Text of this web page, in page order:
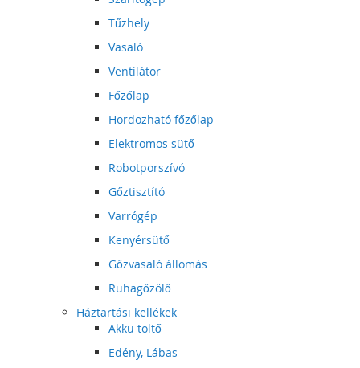
Tűzhely
Vasaló
Ventilátor
Főzőlap
Hordozható főzőlap
Elektromos sütő
Robotporszívó
Gőztisztító
Varrógép
Kenyérsütő
Gőzvasaló állomás
Ruhagőzölő
Háztartási kellékek
Akku töltő
Edény, Lábas